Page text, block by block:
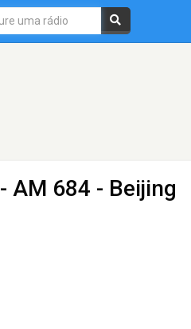
- AM 684 - Beijing